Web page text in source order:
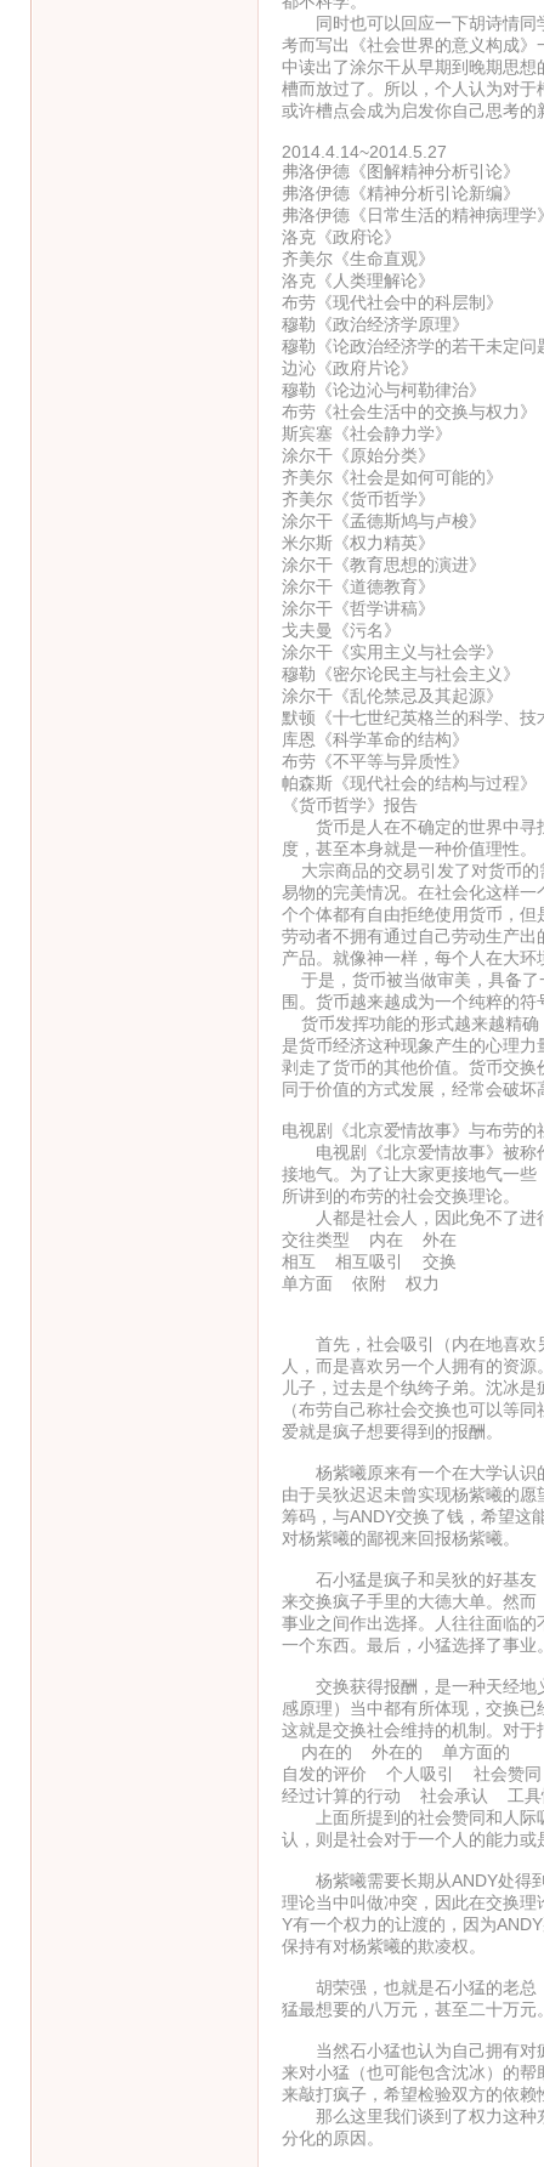
同时也可以回应一下胡诗情同
考而写出《社会世界的意义构成
中读出了涂尔干从早期到晚期思
槽而放过了。所以，个人认为对
或许槽点会成为启发你自己思考
2014.4.14~2014.5.27
弗洛伊德《图解精神分析引论》
弗洛伊德《精神分析引论新编》
弗洛伊德《日常生活的精神病理学
洛克《政府论》
齐美尔《生命直观》
洛克《人类理解论》
布劳《现代社会中的科层制》
穆勒《政治经济学原理》
穆勒《论政治经济学的若干未定问
边沁《政府片论》
穆勒《论边沁与柯勒律治》
布劳《社会生活中的交换与权力》
斯宾塞《社会静力学》
涂尔干《原始分类》
齐美尔《社会是如何可能的》
齐美尔《货币哲学》
涂尔干《孟德斯鸠与卢梭》
米尔斯《权力精英》
涂尔干《教育思想的演进》
涂尔干《道德教育》
涂尔干《哲学讲稿》
戈夫曼《污名》
涂尔干《实用主义与社会学》
穆勒《密尔论民主与社会主义》
涂尔干《乱伦禁忌及其起源》
默顿《十七世纪英格兰的科学、技
库恩《科学革命的结构》
布劳《不平等与异质性》
帕森斯《现代社会的结构与过程》
《货币哲学》报告
货币是人在不确定的世界中寻
度，甚至本身就是一种价值理性。
大宗商品的交易引发了对货币的
易物的完美情况。在社会化这样
个个体都有自由拒绝使用货币，
劳动者不拥有通过自己劳动生产
产品。就像神一样，每个人在大
于是，货币被当做审美，具备了
围。货币越来越成为一个纯粹的
货币发挥功能的形式越来越精确
是货币经济这种现象产生的心理
剥走了货币的其他价值。货币交
同于价值的方式发展，经常会破
电视剧《北京爱情故事》与布劳的
电视剧《北京爱情故事》被称
接地气。为了让大家更接地气一
所讲到的布劳的社会交换理论。
人都是社会人，因此免不了进
交往类型 内在 外在
相互 相互吸引 交换
单方面 依附 权力
首先，社会吸引（内在地喜欢
人，而是喜欢另一个人拥有的资
儿子，过去是个纨绔子弟。沈冰
（布劳自己称社会交换也可以等
爱就是疯子想要得到的报酬。
杨紫曦原来有一个在大学认识
由于吴狄迟迟未曾实现杨紫曦的
筹码，与ANDY交换了钱，希望这
对杨紫曦的鄙视来回报杨紫曦。
石小猛是疯子和吴狄的好基友
来交换疯子手里的大德大单。然
事业之间作出选择。人往往面临
一个东西。最后，小猛选择了事
交换获得报酬，是一种天经地
感原理）当中都有所体现，交换
这就是交换社会维持的机制。对
内在的 外在的 单方面的
自发的评价 个人吸引 社会赞
经过计算的行动 社会承认 工
上面所提到的社会赞同和人际
认，则是社会对于一个人的能力
杨紫曦需要长期从ANDY处得到
理论当中叫做冲突，因此在交换
Y有一个权力的让渡的，因为
保持有对杨紫曦的欺凌权。
胡荣强，也就是石小猛的老总
猛最想要的八万元，甚至二十万元
当然石小猛也认为自己拥有对
来对小猛（也可能包含沈冰）的
来敲打疯子，希望检验双方的依
那么这里我们谈到了权力这种
分化的原因。